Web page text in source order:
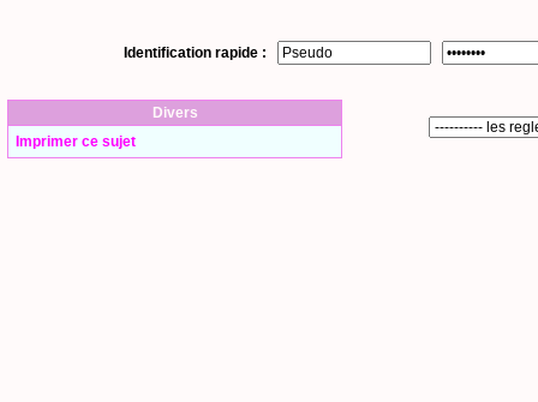
Identification rapide :
Divers
Imprimer ce sujet